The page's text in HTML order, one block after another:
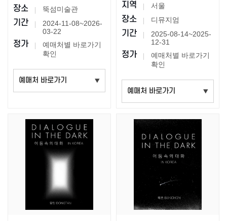
장소 뚝섬미술관
기간
2024-11-08~2026-
03-22
정가
예매처별 바로가기
확인
지역 서울
장소 디뮤지엄
기간
2025-08-14~2025-
12-31
정가
예매처별 바로가기
확인